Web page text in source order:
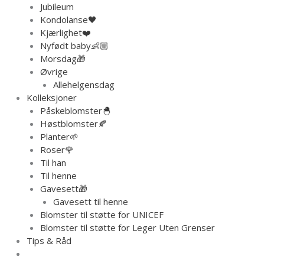
Jubileum
Kondolanse🖤
Kjærlighet❤️
Nyfødt baby👶🏼
Morsdag🎁
Øvrige
Allehelgensdag
Kolleksjoner
Påskeblomster🐣
Høstblomster🍂
Planter🌱
Roser🌹
Til han
Til henne
Gavesett🎁
Gavesett til henne
Blomster til støtte for UNICEF
Blomster til støtte for Leger Uten Grenser
Tips & Råd